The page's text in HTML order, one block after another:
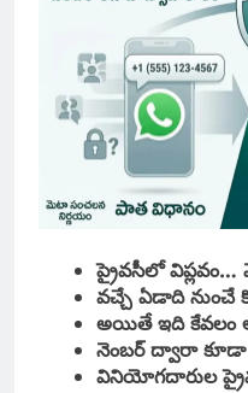
ప్రైవసీలో
వచ్చే ఏడాది నుంచే
అయితే ఇది కేవలం
నెంబర్ ద్వారా
వినియోగదారుల